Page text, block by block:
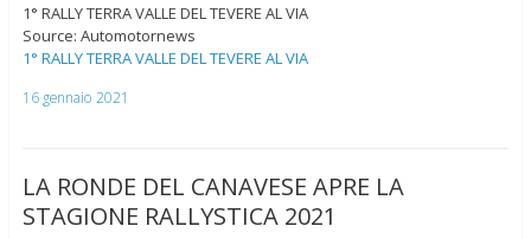
1° RALLY TERRA VALLE DEL TEVERE AL VIA
Source: Automotornews
1° RALLY TERRA VALLE DEL TEVERE AL VIA
16 gennaio 2021
LA RONDE DEL CANAVESE APRE LA
STAGIONE RALLYSTICA 2021